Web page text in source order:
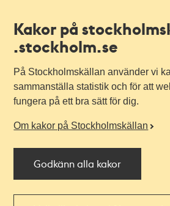
Kakor på
.stockholm.se
På Stockholmskällan använder vi
sammanställa statistik och för att
fungera på ett bra sätt för dig.
Om kakor på Stockholmskällan
Godkänn alla kakor